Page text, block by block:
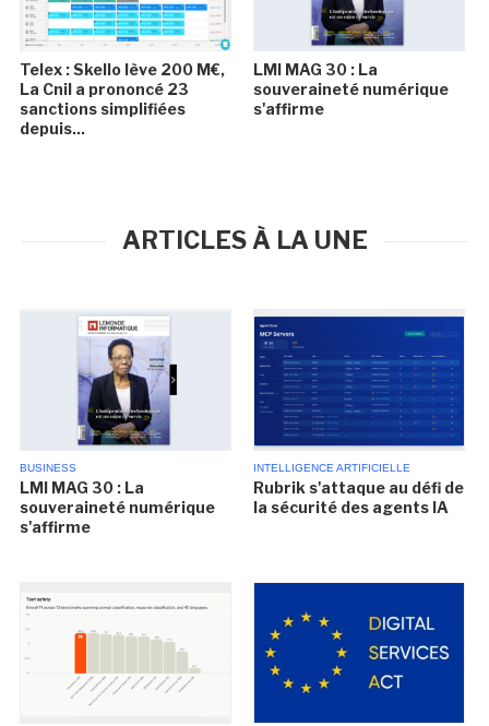
Telex : Skello lève 200 M€,
La Cnil a prononcé 23
sanctions simplifiées
depuis...
LMI MAG 30 : La
souveraineté numérique
s'affirme
ARTICLES À LA UNE
BUSINESS
LMI MAG 30 : La
souveraineté numérique
s'affirme
INTELLIGENCE ARTIFICIELLE
Rubrik s'attaque au défi de
la sécurité des agents IA